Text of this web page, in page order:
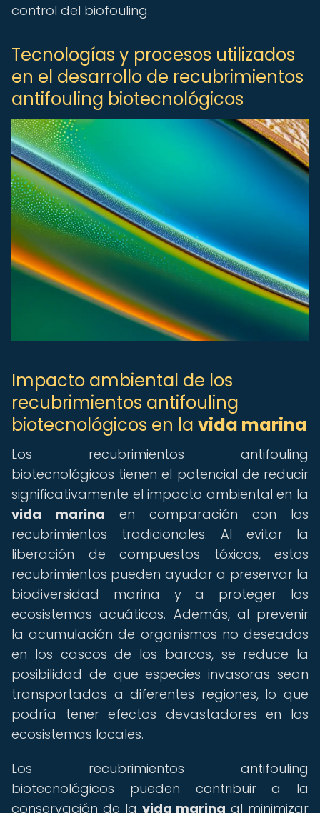
control del biofouling.
Tecnologías y procesos utilizados
en el desarrollo de recubrimientos
antifouling biotecnológicos
Impacto ambiental de los
recubrimientos antifouling
biotecnológicos en la vida marina
Los recubrimientos antifouling
biotecnológicos tienen el potencial de reducir
significativamente el impacto ambiental en la
vida marina en comparación con los
recubrimientos tradicionales. Al evitar la
liberación de compuestos tóxicos, estos
recubrimientos pueden ayudar a preservar la
biodiversidad marina y a proteger los
ecosistemas acuáticos. Además, al prevenir
la acumulación de organismos no deseados
en los cascos de los barcos, se reduce la
posibilidad de que especies invasoras sean
transportadas a diferentes regiones, lo que
podría tener efectos devastadores en los
ecosistemas locales.
Los recubrimientos antifouling
biotecnológicos pueden contribuir a la
conservación de la vida marina al minimizar